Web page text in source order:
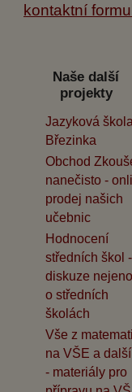
kontaktní
Naše další
projekty
Jazyková škola
Březinka
Obchod
nanečisto -
prodej našich
učebnic
Hodnocení
středních škol -
diskuze
o středních
školách
Vše z
na VŠE a
- materiály pro